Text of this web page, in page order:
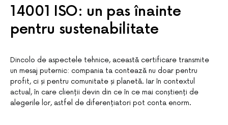
14001 ISO: un pas înainte
pentru sustenabilitate
Dincolo de aspectele tehnice, această certificare transmite
un mesaj puternic: compania ta contează nu doar pentru
profit, ci și pentru comunitate și planetă. Iar în contextul
actual, în care clienții devin din ce în ce mai conștienți de
alegerile lor, astfel de diferențiatori pot conta enorm.